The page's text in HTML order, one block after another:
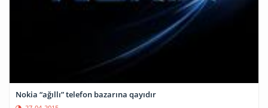
Nokia “ağıllı” telefon bazarına qayıdır